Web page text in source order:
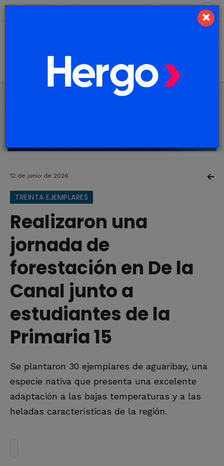
12 de junio de 2026
TREINTA EJEMPLARES
Realizaron una
jornada de
forestación en De la
Canal junto a
estudiantes de la
Primaria 15
Se plantaron 30 ejemplares de aguaribay, una
especie nativa que presenta una excelente
adaptación a las bajas temperaturas y a las
heladas características de la región.
×